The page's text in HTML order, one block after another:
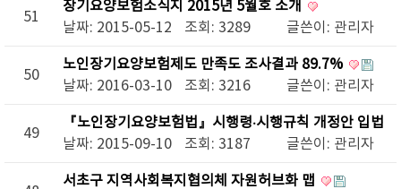
51
장기요양보험소식지 2015년 5월호 소개
날짜: 2015-05-12
조회: 3289 글쓴이: 관리자
50
노인장기요양보험제도 만족도 조사결과 89.7%
날짜: 2016-03-10
조회: 3216 글쓴이: 관리자
49
『노인장기요양보험법』시행령·시행규칙 개정안 입법
예고 안내
날짜: 2015-09-10 조회: 3187 글쓴이: 관리자
서초구 지역사회복지협의체 자원허브화 맵